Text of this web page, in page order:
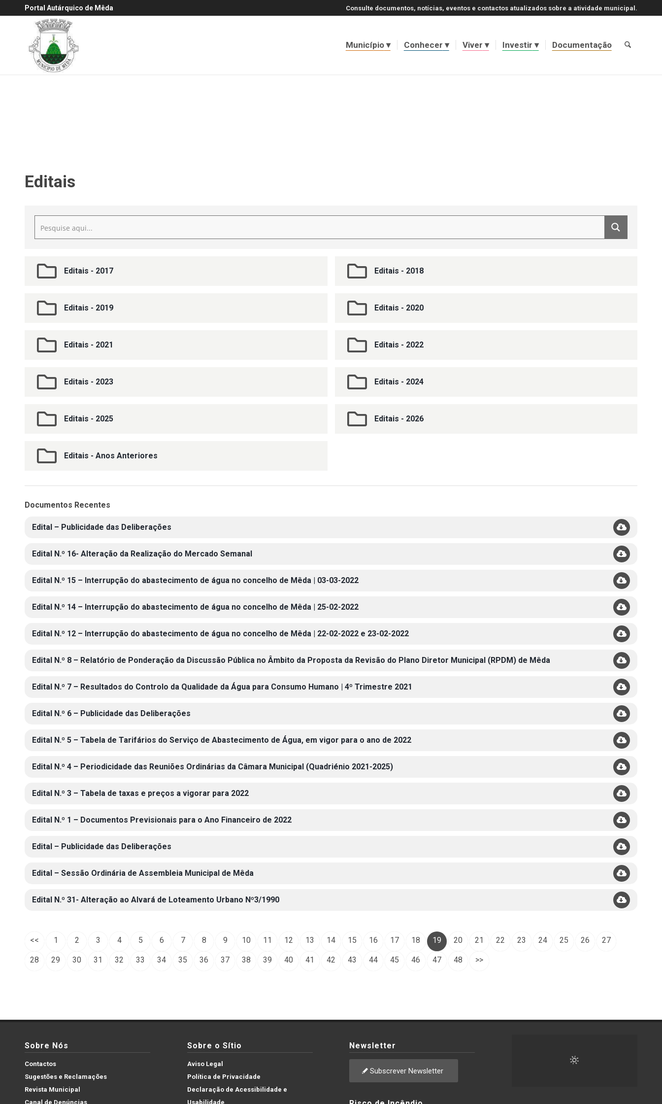
Portal Autárquico de Mêda Consulte documentos, notícias, eventos e contactos atualizados sobre a atividade municipal.
Município Conhecer Viver Investir Documentação
Editais
Editais - 2017 Editais - 2018
Editais - 2019 Editais - 2020
Editais - 2021 Editais - 2022
Editais - 2023 Editais - 2024
Editais - 2025 Editais - 2026
Editais - Anos Anteriores
Documentos Recentes
Edital – Publicidade das Deliberações
Edital N.º 16- Alteração da Realização do Mercado Semanal
Edital N.º 15 – Interrupção do abastecimento de água no concelho de Mêda | 03-03-2022
Edital N.º 14 – Interrupção do abastecimento de água no concelho de Mêda | 25-02-2022
Edital N.º 12 – Interrupção do abastecimento de água no concelho de Mêda | 22-02-2022 e 23-02-2022
Edital N.º 8 – Relatório de Ponderação da Discussão Pública no Âmbito da Proposta da Revisão do Plano Diretor Municipal (RPDM) de Mêda
Edital N.º 7 – Resultados do Controlo da Qualidade da Água para Consumo Humano | 4º Trimestre 2021
Edital N.º 6 – Publicidade das Deliberações
Edital N.º 5 – Tabela de Tarifários do Serviço de Abastecimento de Água, em vigor para o ano de 2022
Edital N.º 4 – Periodicidade das Reuniões Ordinárias da Câmara Municipal (Quadriénio 2021-2025)
Edital N.º 3 – Tabela de taxas e preços a vigorar para 2022
Edital N.º 1 – Documentos Previsionais para o Ano Financeiro de 2022
Edital – Publicidade das Deliberações
Edital – Sessão Ordinária de Assembleia Municipal de Mêda
Edital N.º 31- Alteração ao Alvará de Loteamento Urbano Nº3/1990
<< 1 2 3 4 5 6 7 8 9 10 11 12 13 14 15 16 17 18 19 20 21 22 23 24 25 26 27
28 29 30 31 32 33 34 35 36 37 38 39 40 41 42 43 44 45 46 47 48 >>
Sobre Nós
Contactos
Sugestões e Reclamações
Revista Municipal
Canal de Denúncias
Sobre o Sítio
Aviso Legal
Política de Privacidade
Declaração de Acessibilidade e
Usabilidade
Newsletter
Subscrever Newsletter